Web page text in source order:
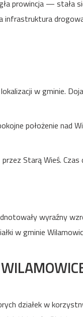
prowincja — stała
infrastruktura
w gminie.
położenie nad
Starą Wieś.
wyraźny
w gminie
działek w